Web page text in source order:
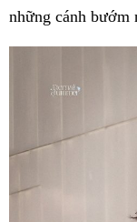
những cánh bướm